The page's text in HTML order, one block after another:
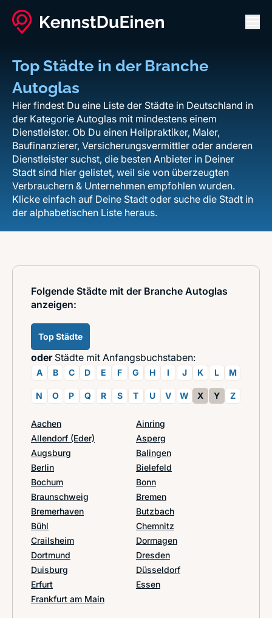
Top Städte in der Branche
Autoglas
Hier findest Du eine Liste der Städte in Deutschland in
der Kategorie Autoglas mit mindestens einem
Dienstleister. Ob Du einen Heilpraktiker, Maler,
Baufinanzierer, Versicherungsvermittler oder anderen
Dienstleister suchst, die besten Anbieter in Deiner
Stadt sind hier gelistet, weil sie von überzeugten
Verbrauchern & Unternehmen empfohlen wurden.
Klicke einfach auf Deine Stadt oder suche die Stadt in
der alphabetischen Liste heraus.
Folgende Städte mit der Branche Autoglas
anzeigen:
Top Städte
oderStädte mit Anfangsbuchstaben:
A B C D E F G H I J K L M
N O P Q R S T U V W X Y Z
Aachen
Ainring
Allendorf (Eder)
Asperg
Augsburg
Balingen
Berlin
Bielefeld
Bochum
Bonn
Braunschweig
Bremen
Bremerhaven
Butzbach
Bühl
Chemnitz
Crailsheim
Dormagen
Dortmund
Dresden
Duisburg
Düsseldorf
Erfurt
Essen
Frankfurt am Main